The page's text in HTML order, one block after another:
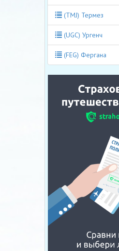
(TMJ) Термез
(UGC) Ургенч
(FEG) Фергана